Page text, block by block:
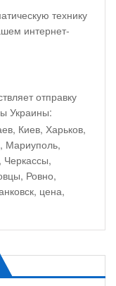
технику
интернет-
отправку
Украины:
Киев, Харьков,
Мариуполь,
Черкассы,
Ровно,
цена,